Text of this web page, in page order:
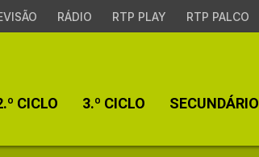
RÁDIO RTP PLAY RTP PALCO
CICLO 3.º CICLO SECUNDÁRIO